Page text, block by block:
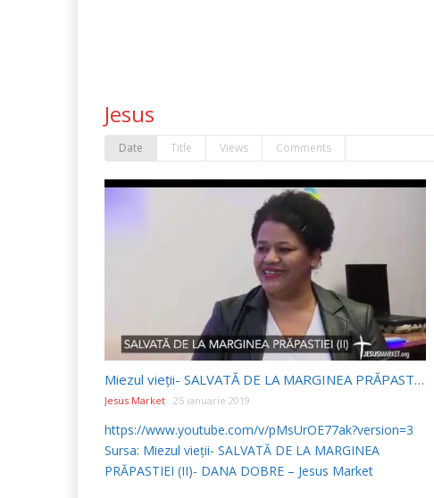
Jesus
Date Title Views Comments
Miezul vieții- SALVATĂ DE LA MARGINEA PRĂPASTIEI (II)- DANA DOBRE
Jesus Market 25 ianuarie 2019
https://www.youtube.com/v/pMsUrOE77ak?version=3
Sursa: Miezul vieții- SALVATĂ DE LA MARGINEA
PRĂPASTIEI (II)- DANA DOBRE – Jesus Market